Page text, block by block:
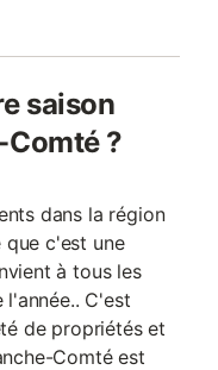
saison
?
dans la région
c'est une
à tous les
C'est
de propriétés et
Comté est